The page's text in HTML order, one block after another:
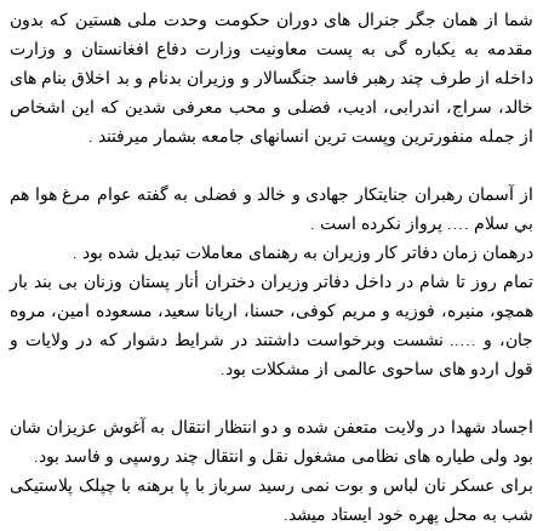
شما از همان جگر جنرال های دوران حکومت وحدت ملی هستین که بدون
مقدمه به یکباره گی به پست معاونیت وزارت دفاع افغانستان و وزارت
داخله از طرف چند رهبر فاسد جنگسالار و وزيران بدنام و بد اخلاق بنام های
خالد، سراج، اندرابی، ادیب، فضلی و محب معرفی شدین که این اشخاص
از جمله منفورترین وپست ترین انسانهای جامعه بشمار میرفتند .
از آسمان رهبران جنایتکار جهادی و خالد و فضلی به گفته عوام مرغ هوا هم
بي سلام …. پرواز نكرده است .
درهمان زمان دفاتر کار وزیران به رهنمای معاملات تبدیل شده بود .
تمام روز تا شام در داخل دفاتر وزیران دختران أنار پستان وزنان بی بند بار
همچو، منیره، فوزیه و مریم کوفی، حسنا، اریانا سعيد، مسعوده امين، مروه
جان، و ….. نشست وبرخواست داشتند در شرایط دشوار که در ولایات و
قول اردو های ساحوی عالمی از مشکلات بود.
اجساد شهدا در ولايت متعفن شده و دو انتظار انتقال به آغوش عزيزان شان
بود ولی طیاره های نظامی مشغول نقل و انتقال چند روسپی و فاسد بود.
برای عسکر نان لباس و بوت نمی رسید سرباز با پا برهنه با چپلک پلاستیکی
شب به محل پهره خود ایستاد ميشد.